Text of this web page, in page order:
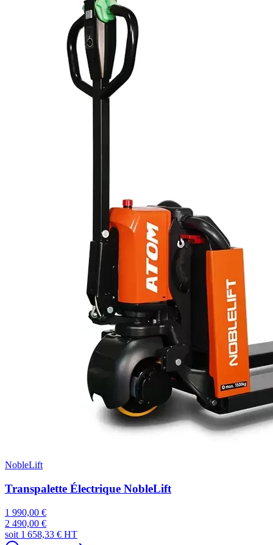
NobleLift
Transpalette Électrique NobleLift
1 990,00 €
2 490,00 €
soit 1 658,33 € HT